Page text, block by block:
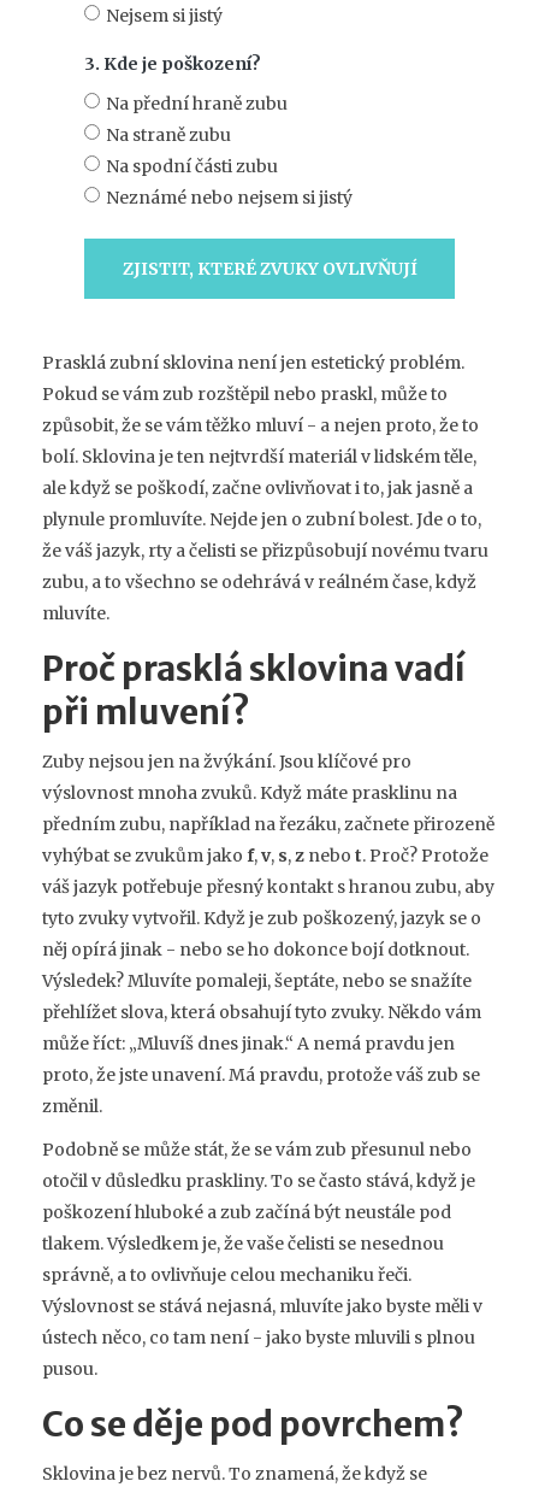
Nejsem si jistý
3. Kde je poškození?
Na přední hraně zubu
Na straně zubu
Na spodní části zubu
Neznámé nebo nejsem si jistý
ZJISTIT, KTERÉ ZVUKY OVLIVŇUJÍ
Prasklá zubní sklovina není jen estetický problém.
Pokud se vám zub rozštěpil nebo praskl, může to
způsobit, že se vám těžko mluví - a nejen proto, že to
bolí. Sklovina je ten nejtvrdší materiál v lidském těle,
ale když se poškodí, začne ovlivňovat i to, jak jasně a
plynule promluvíte. Nejde jen o zubní bolest. Jde o to,
že váš jazyk, rty a čelisti se přizpůsobují novému tvaru
zubu, a to všechno se odehrává v reálném čase, když
mluvíte.
Proč prasklá sklovina vadí
při mluvení?
Zuby nejsou jen na žvýkání. Jsou klíčové pro
výslovnost mnoha zvuků. Když máte prasklinu na
předním zubu, například na řezáku, začnete přirozeně
vyhýbat se zvukům jako f,v, s,z nebo t. Proč? Protože
váš jazyk potřebuje přesný kontakt s hranou zubu, aby
tyto zvuky vytvořil. Když je zub poškozený, jazyk se o
něj opírá jinak - nebo se ho dokonce bojí dotknout.
Výsledek? Mluvíte pomaleji, šeptáte, nebo se snažíte
přehlížet slova, která obsahují tyto zvuky. Někdo vám
může říct: „Mluvíš dnes jinak.“ A nemá pravdu jen
proto, že jste unavení. Má pravdu, protože váš zub se
změnil.
Podobně se může stát, že se vám zub přesunul nebo
otočil v důsledku praskliny. To se často stává, když je
poškození hluboké a zub začíná být neustále pod
tlakem. Výsledkem je, že vaše čelisti se nesednou
správně, a to ovlivňuje celou mechaniku řeči.
Výslovnost se stává nejasná, mluvíte jako byste měli v
ústech něco, co tam není - jako byste mluvili s plnou
pusou.
Co se děje pod povrchem?
Sklovina je bez nervů. To znamená, že když se